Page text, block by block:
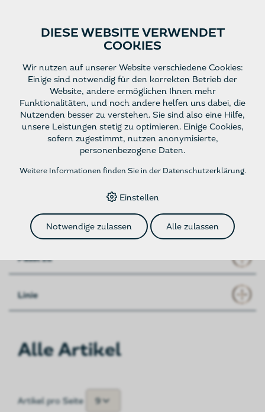
Deutsch
HOME E-SHOP ALLE ARTIKEL
Farbe
Passt zu
Linie
Alle Artikel
Artikel pro Seite 9
DIESE WEBSITE VERWENDET
COOKIES
Wir nutzen auf unserer Website verschiedene Cookies:
Einige sind notwendig für den korrekten Betrieb der
Website, andere ermöglichen Ihnen mehr
Funktionalitäten, und noch andere helfen uns dabei, die
Nutzenden besser zu verstehen. Sie sind also eine Hilfe,
unsere Leistungen stetig zu optimieren. Einige Cookies,
sofern zugestimmt, nutzen anonymisierte,
personenbezogene Daten.
Weitere Informationen finden Sie in der Datenschutzerklärung.
Einstellen
Notwendige zulassen Alle zulassen